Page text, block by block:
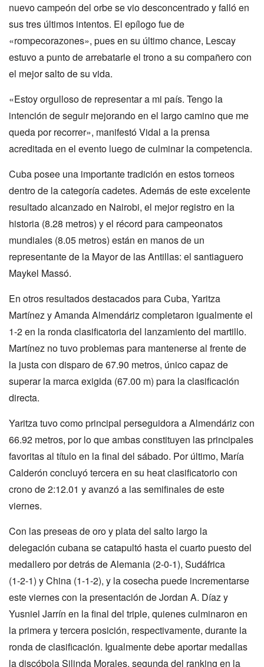
nuevo campeón del orbe se vio desconcentrado y falló en
sus tres últimos intentos. El epílogo fue de
«rompecorazones», pues en su último chance, Lescay
estuvo a punto de arrebatarle el trono a su compañero con
el mejor salto de su vida.
«Estoy orgulloso de representar a mi país. Tengo la
intención de seguir mejorando en el largo camino que me
queda por recorrer», manifestó Vidal a la prensa
acreditada en el evento luego de culminar la competencia.
Cuba posee una importante tradición en estos torneos
dentro de la categoría cadetes. Además de este excelente
resultado alcanzado en Nairobi, el mejor registro en la
historia (8.28 metros) y el récord para campeonatos
mundiales (8.05 metros) están en manos de un
representante de la Mayor de las Antillas: el santiaguero
Maykel Massó.
En otros resultados destacados para Cuba, Yaritza
Martínez y Amanda Almendáriz completaron igualmente el
1-2 en la ronda clasificatoria del lanzamiento del martillo.
Martínez no tuvo problemas para mantenerse al frente de
la justa con disparo de 67.90 metros, único capaz de
superar la marca exigida (67.00 m) para la clasificación
directa.
Yaritza tuvo como principal perseguidora a Almendáriz con
66.92 metros, por lo que ambas constituyen las principales
favoritas al título en la final del sábado. Por último, María
Calderón concluyó tercera en su heat clasificatorio con
crono de 2:12.01 y avanzó a las semifinales de este
viernes.
Con las preseas de oro y plata del salto largo la
delegación cubana se catapultó hasta el cuarto puesto del
medallero por detrás de Alemania (2-0-1), Sudáfrica
(1-2-1) y China (1-1-2), y la cosecha puede incrementarse
este viernes con la presentación de Jordan A. Díaz y
Yusniel Jarrín en la final del triple, quienes culminaron en
la primera y tercera posición, respectivamente, durante la
ronda de clasificación. Igualmente debe aportar medallas
la discóbola Silinda Morales, segunda del ranking en la